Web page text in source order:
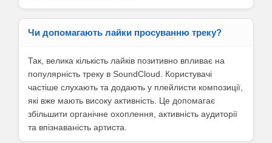
Чи допомагають лайки просуванню треку?
Так, велика кількість лайків позитивно впливає на
популярність треку в SoundCloud. Користувачі
частіше слухають та додають у плейлисти композиції,
які вже мають високу активність. Це допомагає
збільшити органічне охоплення, активність аудиторії
та впізнаваність артиста.